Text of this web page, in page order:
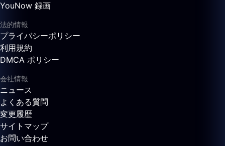
YouNow 録画
法的情報
プライバシーポリシー
利用規約
DMCA ポリシー
会社情報
ニュース
よくある質問
変更履歴
サイトマップ
お問い合わせ